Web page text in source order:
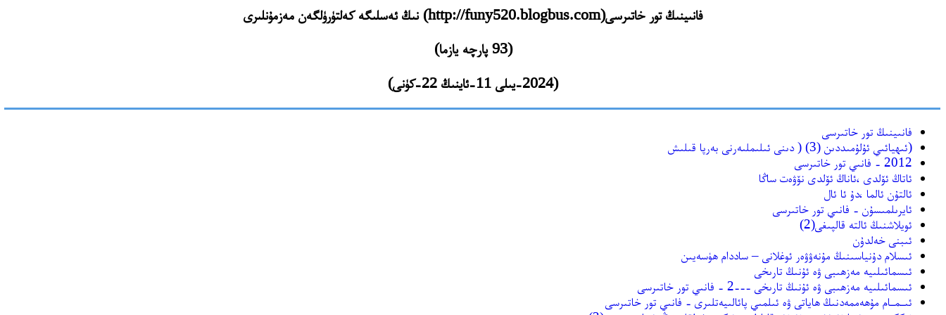
فانىينىڭ تور خاتىرسى(http://funy520.blogbus.com) نىڭ ئەسلىگە كەلتۈرۈلگەن مەزمۇنلىرى
(93 پارچە يازما)
(2024-يىلى 11-ئاينىڭ 22-كۈنى)
فانىينىڭ تور خاتىرسى
(ئىھيائىي ئۇلۇمىددىن (3) ( دىنى ئىلىملىەرنى بەرپا قىلىش
2012 - فانىي تور خاتىرسى
ئاتاڭ ئۆلدى ،ئاناڭ ئۆلدى نۆۋەت ساڭا
ئالتۇن ئالما ،دۇ ئا ئال
ئايرىلمىسۇن - فانىي تور خاتىرسى
ئويلاشنىڭ ئالتە قالپىغى(2)
ئىبنى خەلدۇن
ئىسلام دۇنياسىنىڭ مۇنەۋۋەر ئوغلانى – ساددام ھۈسەيىن
ئىسمائىلىيە مەزھىبى ۋە ئۇنىڭ تارىخى
ئىسمائىلىيە مەزھىبى ۋە ئۇنىڭ تارىخى ---2 - فانىي تور خاتىرسى
ئىـمـام مۇھەممەدنىڭ ھاياتى ۋە ئىلمىي پائالىيەتلىرى - فانىي تور خاتىرسى